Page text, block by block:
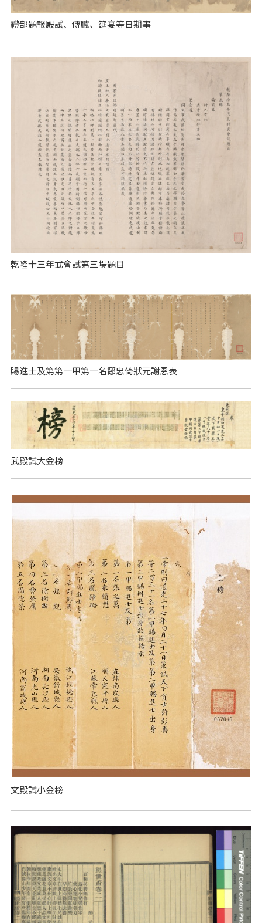
禮部題報殿試、傳臚、筵宴等日期事
乾隆十三年武會試第三場題目
賜進士及第第一甲第一名鄒忠倚狀元謝恩表
武殿試大金榜
文殿試小金榜